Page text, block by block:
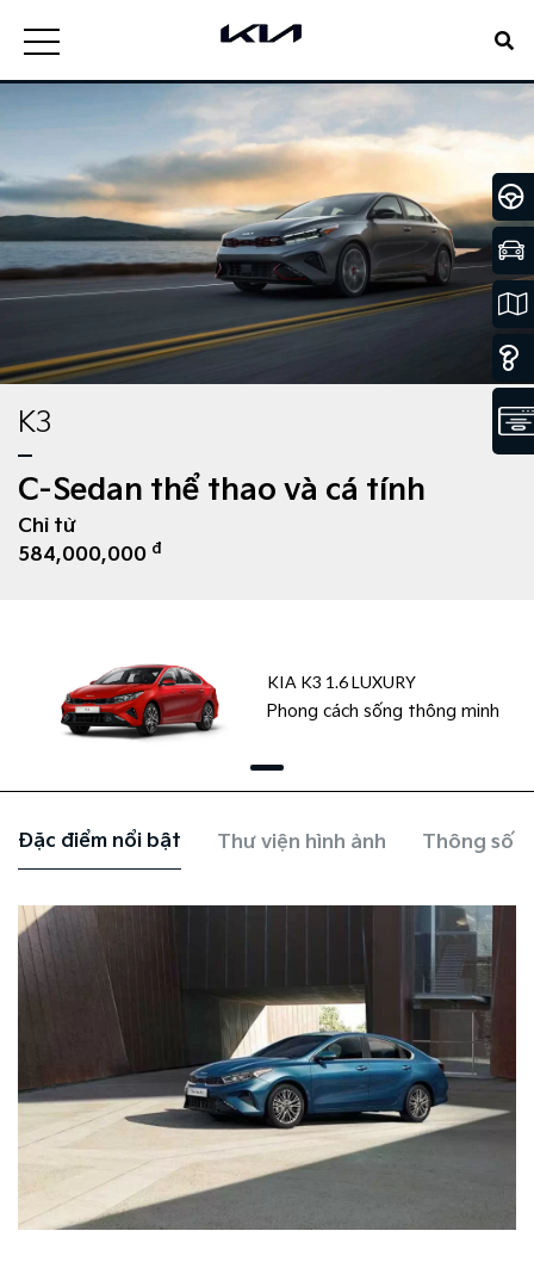
K3
C-Sedan thể thao và cá tính
Chỉ từ
584,000,000 đ
KIA K3 1.6 LUXURY
Phong cách sống thông minh
Đặc điểm nổi bật Thư viện hình ảnh Thông số